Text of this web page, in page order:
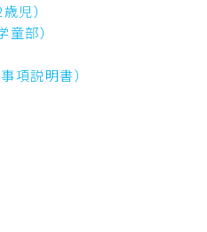
児）
部）
項説明書）